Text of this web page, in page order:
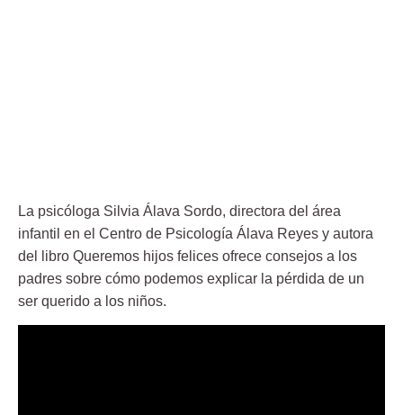
La psicóloga Silvia Álava Sordo, directora del área
infantil en el Centro de Psicología Álava Reyes y autora
del libro Queremos hijos felices ofrece consejos a los
padres sobre cómo podemos explicar la pérdida de un
ser querido a los niños.